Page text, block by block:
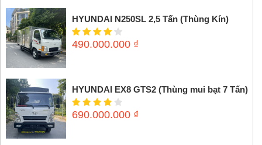
HYUNDAI N250SL 2,5 Tấn (Thùng Kín)
490.000.000 ₫
HYUNDAI EX8 GTS2 (Thùng mui bạt 7 Tấn)
690.000.000 ₫